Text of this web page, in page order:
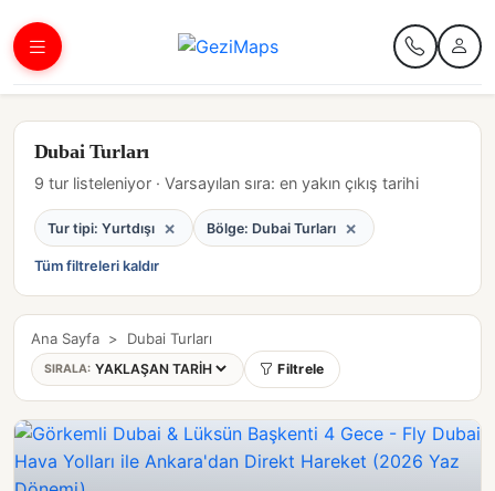
Dubai Turları
9 tur listeleniyor · Varsayılan sıra: en yakın çıkış tarihi
Tur tipi: Yurtdışı × Bölge: Dubai Turları ×
Tüm filtreleri kaldır
Ana Sayfa > Dubai Turları
SIRALA: Filtrele